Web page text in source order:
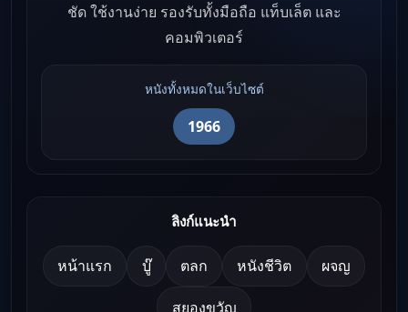
ชัด ใช้งานง่าย รองรับทั้งมือถือ แท็บเล็ต และ
คอมพิวเตอร์
หนังทั้งหมดในเว็บไซต์
1966
ลิงก์แนะนำ
หน้าแรก บู๊ ตลก หนังชีวิต ผจญ
สยองขวัญ